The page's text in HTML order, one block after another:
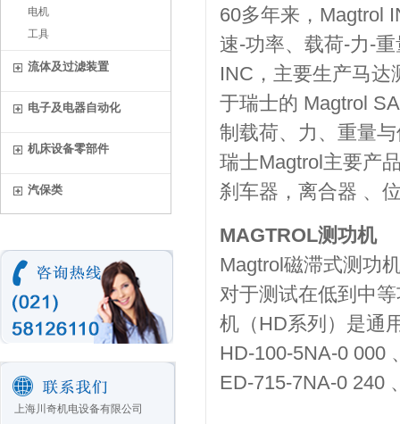
电机
工具
流体及过滤装置
电子及电器自动化
机床设备零部件
汽保类
上海川奇机电设备有限公司
60多年来，Magtrol
速-功率、载荷-力-
INC，主要生产马
于瑞士的 Magtrol
制载荷、力、重量
瑞士Magtrol主要产
刹车器，离合器 、
MAGTROL测功机
Magtrol磁滞式测功
对于测试在低到中
机（HD系列）是通
HD-100-5NA-0 000
ED-715-7NA-0 240